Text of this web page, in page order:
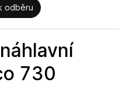
odběru
730